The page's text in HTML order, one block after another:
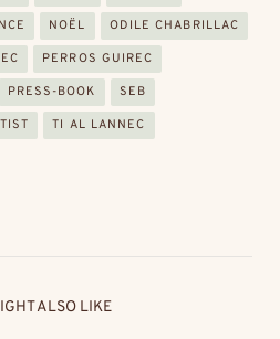
NOËL ODILE CHABRILLAC
PERROS GUIREC
PRESS-BOOK SEB
TI AL LANNEC
ALSO LIKE